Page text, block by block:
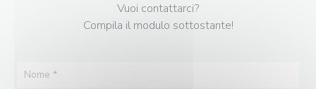
Vuoi contattarci?
Compila il modulo sottostante!